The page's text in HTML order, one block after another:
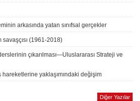
arkasında yatan sınıfsal gerçekler
(1961-2018)
çıkarılması—Uluslararası Strateji ve
hareketlerine yaklaşımındaki değişim
Diğer Yazılar